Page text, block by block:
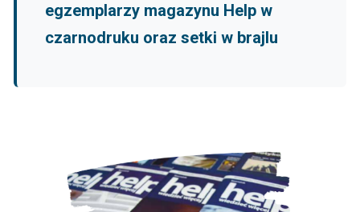
egzemplarzy magazynu Help w
czarnodruku oraz setki w brajlu